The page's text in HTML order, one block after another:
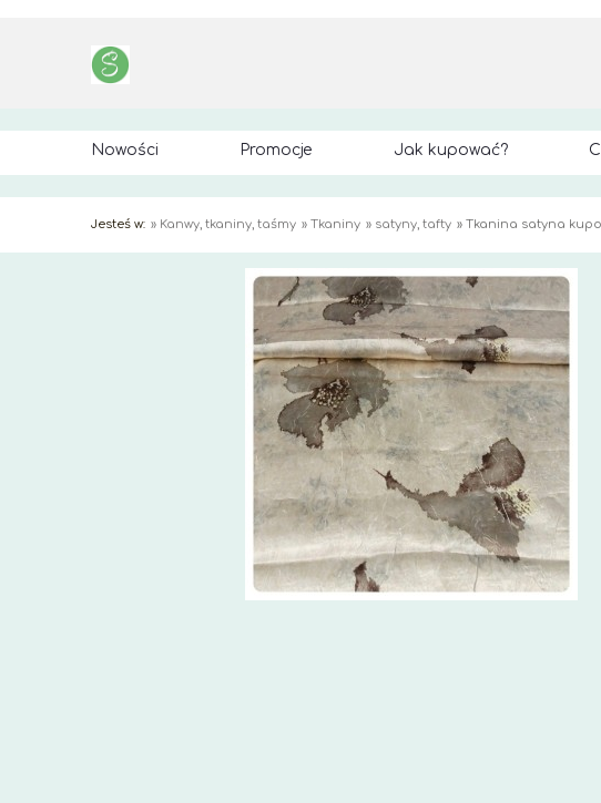
Nowości Promocje Jak kupować?
Jesteś w: » Kanwy, tkaniny, taśmy » Tkaniny » satyny, tafty » Tkanina satyna